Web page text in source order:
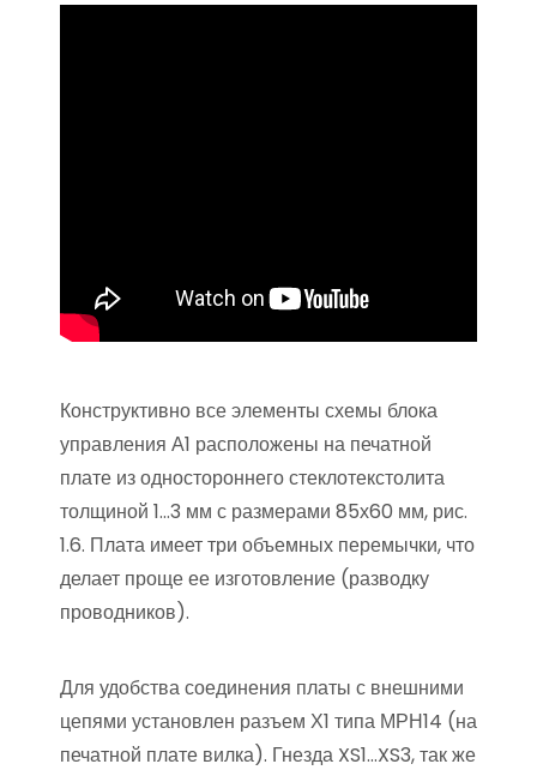
Конструктивно все элементы схемы блока
управления А1 расположены на печатной
плате из одностороннего стеклотекстолита
толщиной 1…3 мм с размерами 85х60 мм, рис.
1.6. Плата имеет три объемных перемычки, что
делает проще ее изготовление (разводку
проводников).
Для удобства соединения платы с внешними
цепями установлен разъем Х1 типа МРН14 (на
печатной плате вилка). Гнезда XS1…XS3, так же